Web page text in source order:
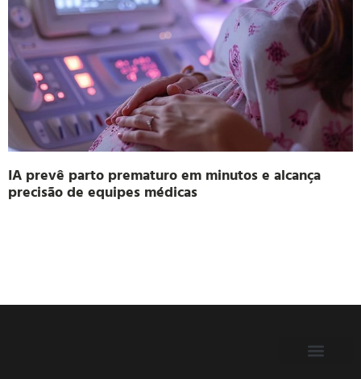
IA prevê parto prematuro em minutos e alcança
precisão de equipes médicas